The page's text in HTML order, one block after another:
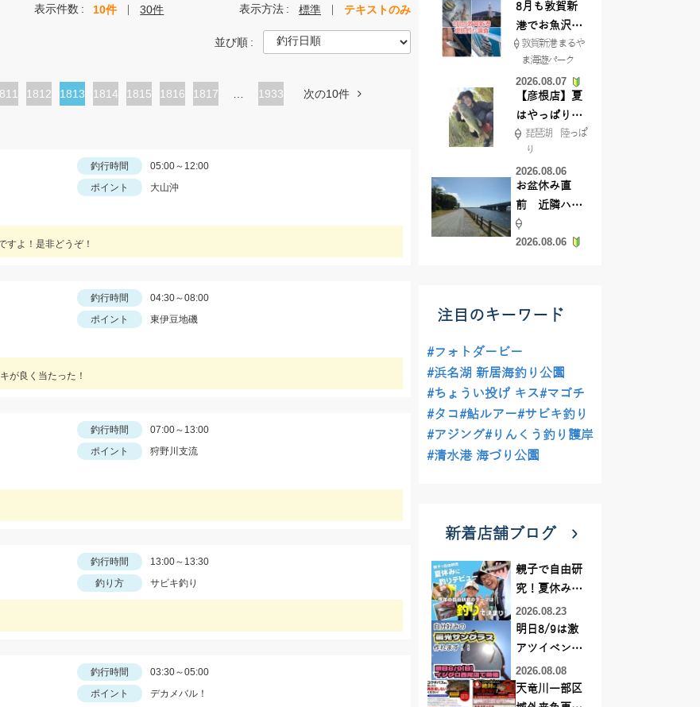
表示件数 10件 30件 表示方法 標準 テキストのみ
並び順
ペ
1812
カ
1813
ペ
1814
ペ
1815
ペ
1816
ペ
1817 1933 次の10件
釣行時間
05:00～12:00
ポイント
大山沖
すよ！是非どうぞ！
釣行時間
04:30～08:00
ポイント
東伊豆地磯
が良く当たった！
釣行時間
07:00～13:00
ポイント
狩野川支流
釣行時間
13:00～13:30
釣り方 サビキ釣り
釣行時間
03:30～05:00
ポイント
デカメバル！
8月も敦賀新
港でお魚沢山
♪ イシグロ彦
根店
敦賀新港 まるや
ま海遊パーク
2026.08.07
【彦根店】夏
はやっぱりカ
バー撃ち
【45cmキャ
ッチ】
琵琶湖 陸っぱ
り
2026.08.06
お盆休み直
前 近隣ハゼ
釣り場調査し
てきました
2026.08.06
注目のキーワード
#フォトダービー
#浜名湖 新居海釣り公園
#ちょうい投げ キス#マゴチ
#タコ#鮎ルアー#サビキ釣り
#アジング#りんくう釣り護岸
#清水港 海づり公園
新着店舗ブログ
親子で自由研
究！夏休みに
釣りデビュー
2026.08.23
明日8/9は激
アツイベント
日！！！～オ
ーダー偏光グ
2026.08.08
天竜川一部区